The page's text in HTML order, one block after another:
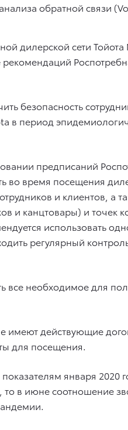
обратной связи
дилерской сети
безопасность
в период
предписаний
во время посещения
и клиентов, а
и канцтовары) и точек
использовать
регулярный
необходимое для
имеют действующие
для посещения.
января
в июне соотношение